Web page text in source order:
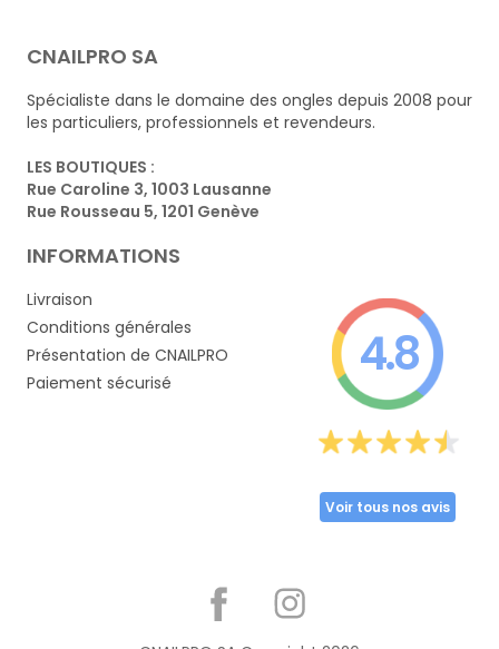
CNAILPRO SA
Spécialiste dans le domaine des ongles depuis 2008 pour
les particuliers, professionnels et revendeurs.
LES BOUTIQUES :
Rue Caroline 3, 1003 Lausanne
Rue Rousseau 5, 1201 Genève
INFORMATIONS
Livraison
Conditions générales
Présentation de CNAILPRO
Paiement sécurisé
4.8
Voir tous nos avis